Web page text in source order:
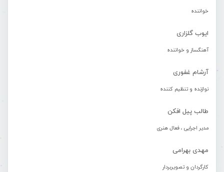
خواننده
ایوب گلزاری
آهنگساز و خواننده
آرشام غفوری
نوازنده و تنظیم کننده
طالب پیل افکن
مدیر اجرایی ، فعال هنری
مهدی بهرامی
کارگردان و تصویربردار